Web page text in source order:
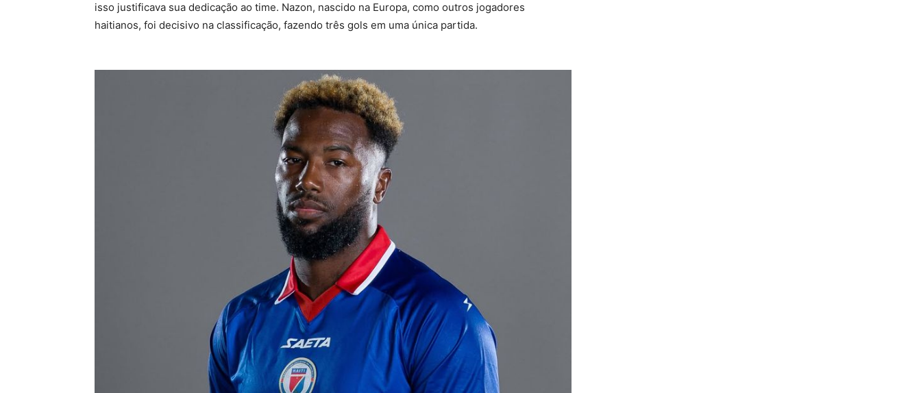
isso justificava sua dedicação ao time. Nazon, nascido na Europa, como outros jogadores
haitianos, foi decisivo na classificação, fazendo três gols em uma única partida.